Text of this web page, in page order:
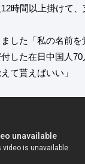
時間以上掛けて、
した「私の名前を
した在日中国人
て貰えばいい」